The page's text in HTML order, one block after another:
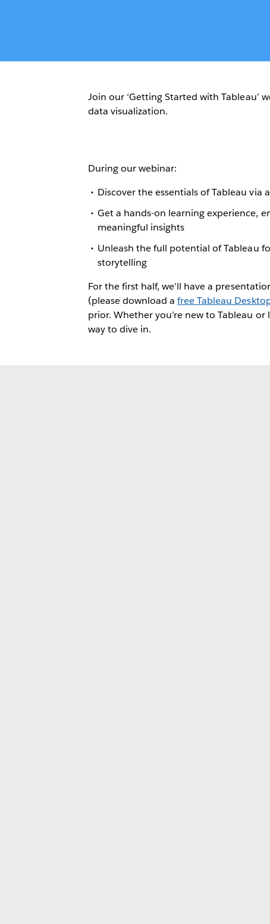
Join our ‘Getting Started with
data visualization.
During our webinar:
Discover the essentials of Tableau via
Get a hands-on learning experience,
meaningful insights
Unleash the full potential of Tableau
storytelling
For the first half, we'll have a
(please download afree Tableau
prior. Whether you’re new to Tableau
way to dive in.